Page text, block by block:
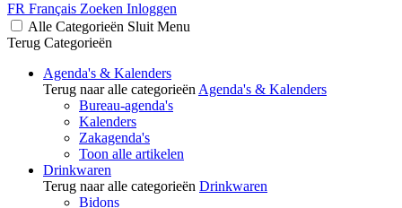
FR Français Zoeken Inloggen
Alle Categorieën Sluit Menu
Terug Categorieën
Agenda's & Kalenders
Terug naar alle categorieën Agenda's & Kalenders
Bureau-agenda's
Kalenders
Zakagenda's
Toon alle artikelen
Drinkwaren
Terug naar alle categorieën Drinkwaren
Bidons